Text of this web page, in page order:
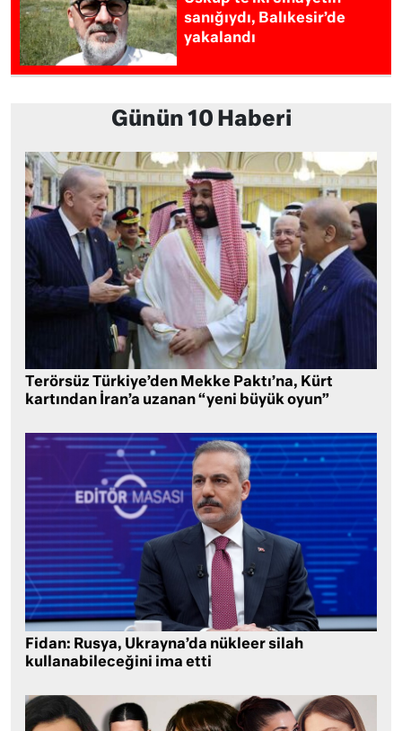
sanığıydı, Balıkesir’de
yakalandı
Günün 10 Haberi
Terörsüz Türkiye’den Mekke Paktı’na, Kürt
kartından İran’a uzanan “yeni büyük oyun”
Fidan: Rusya, Ukrayna’da nükleer silah
kullanabileceğini ima etti